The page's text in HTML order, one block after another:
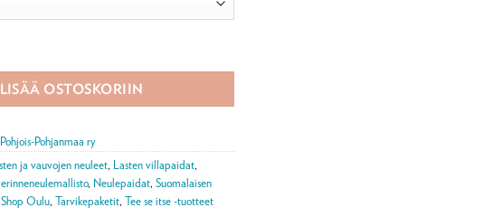
LISÄÄ OSTOSKORIIN
Pohjanmaa ry
ja vauvojen neuleet, Lasten villapaidat,
, Neulepaidat, Suomalaisen
Oulu, Tarvikepaketit, Tee se itse -tuotteet